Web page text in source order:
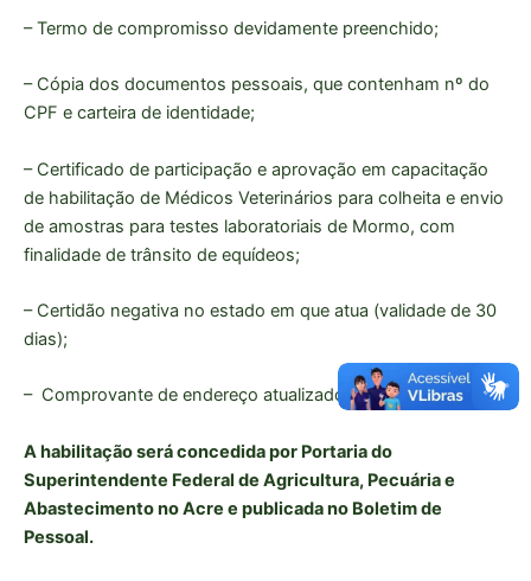
– Termo de compromisso devidamente preenchido;
– Cópia dos documentos pessoais, que contenham nº do
CPF e carteira de identidade;
– Certificado de participação e aprovação em capacitação
de habilitação de Médicos Veterinários para colheita e envio
de amostras para testes laboratoriais de Mormo, com
finalidade de trânsito de equídeos;
– Certidão negativa no estado em que atua (validade de 30
dias);
– Comprovante de endereço atualizado.
A habilitação será concedida por Portaria do
Superintendente Federal de Agricultura, Pecuária e
Abastecimento no Acre e publicada no Boletim de
Pessoal.